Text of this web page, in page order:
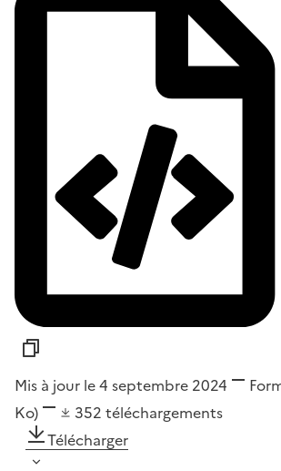
Mis à jour le 4 septembre 2024
Ko)
352 téléchargements
Télécharger